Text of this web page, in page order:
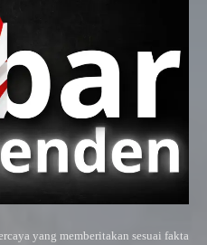
yang memberitakan sesuai fakta